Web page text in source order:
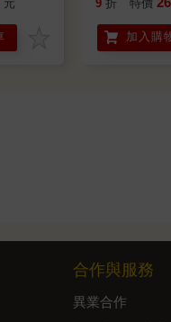
元
譜，教你吃
9 折 特價
加入購
合作與服務
異業合作